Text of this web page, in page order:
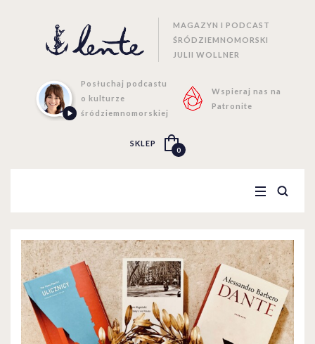
MAGAZYN I PODCAST
ŚRÓDZIEMNOMORSKI
JULII WOLLNER
Posłuchaj podcastu
o kulturze
śródziemnomorskiej
Wspieraj nas na
Patronite
SKLEP
0